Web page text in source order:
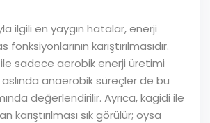
ilgili en yaygın hatalar, enerji
karıştırılmasıdır.
sadece aerobik enerji üretimi
aslında anaerobik süreçler de bu
değerlendirilir. Ayrıca, kagidi ile
karıştırılması sık görülür; oysa